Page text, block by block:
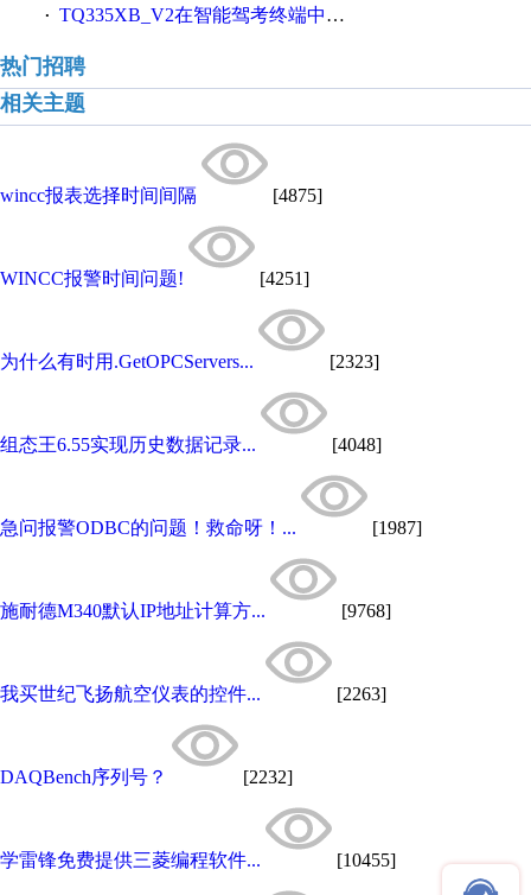
· TQ335XB_V2在智能驾考终端中的应用
热门招聘
相关主题
wincc报表选择时间间隔 [4875]
WINCC报警时间问题! [4251]
为什么有时用.GetOPCServers... [2323]
组态王6.55实现历史数据记录... [4048]
急问报警ODBC的问题！救命呀！... [1987]
施耐德M340默认IP地址计算方... [9768]
我买世纪飞扬航空仪表的控件... [2263]
DAQBench序列号？ [2232]
学雷锋免费提供三菱编程软件... [10455]